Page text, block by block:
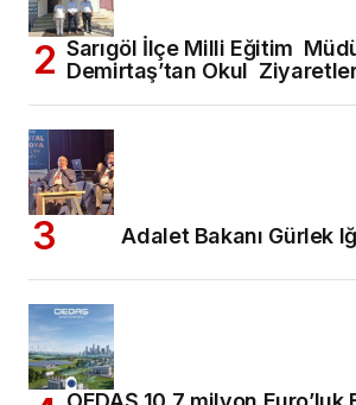
Sarıgöl İlçe Milli Eğitim
Demirtaş’tan Okul
Adalet Bakanı Gürlek